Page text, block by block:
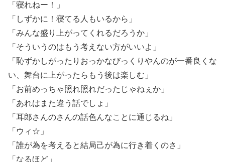
「寝れねー！」
「しずかに！寝てる人もいるから」
「みんな盛り上がってくれるだろうか」
「そういうのはもう考えない方がいいよ」
「恥ずかしがったりおっかなびっくりやんのが一番良くな
い、舞台に上がったらもう後は楽しむ」
「お前めっちゃ照れ照れだったじゃねぇか」
「あれはまた違う話でしょ」
「耳郎さんのさんの話色んなことに通じるね」
「ウィ☆」
「誰が為を考えると結局己が為に行き着くのさ」
「なるほど」